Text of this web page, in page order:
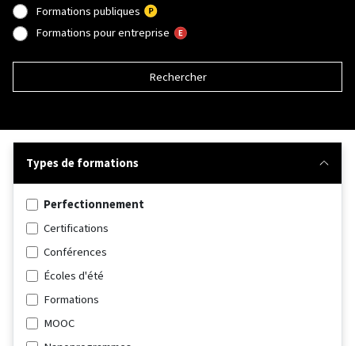
Formations publiques
Formations pour entreprise
Rechercher
Types de formations
Perfectionnement
Certifications
Conférences
Écoles d'été
Formations
MOOC